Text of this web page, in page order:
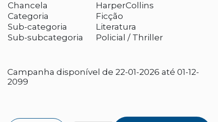
Chancela
HarperCollins
Categoria
Ficção
Sub-categoria
Literatura
Sub-subcategoria
Policial / Thriller
Campanha disponível de 22-01-2026 até 01-12-
2099